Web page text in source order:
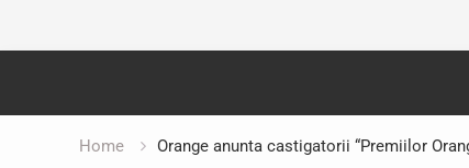
Home Orange anunta castigatorii “Premiilor